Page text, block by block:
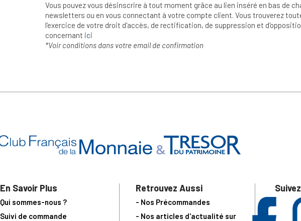
Vous pouvez vous désinscrire à tout moment grâce au lien inséré en bas de
newsletters ou en vous connectant à votre compte client. Vous trouverez
l’exercice de votre droit d'accès, de rectification, de suppression et
concernant ici
*Voir conditions dans votre email de confirmation
En Savoir Plus
Qui sommes-nous ?
Suivi de commande
Retrouvez Aussi
- Nos Précommandes
- Nos articles d'actualité sur